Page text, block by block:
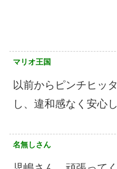
マリオ王国
以前からピンチヒッ
し、違和感なく安心
名無しさん